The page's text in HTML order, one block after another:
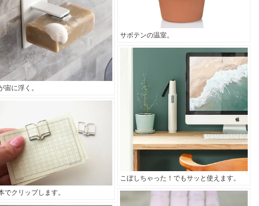
サボテンの温室。
宙に浮く。
こぼしちゃった！でもサッと使えます。
でクリップします。